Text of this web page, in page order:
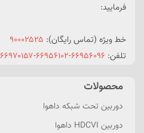
فرمایید:
خط ویژه (تماس رایگان): ۹۰۰۰۲۵۲۵
تلفن: ۶۶۹۵۶۰۹۶-۶۶۹۵۶۱۰۲-۶۶۹۷۰۱۵۷
محصولات
دوربین تحت شبکه داهوا
دوربین HDCVI داهوا